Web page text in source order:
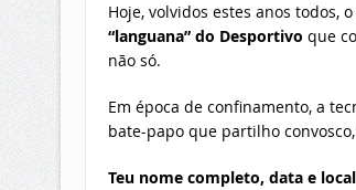
Hoje, volvidos estes anos todos,
“languana” do Desportivo que
não só.
Em época de confinamento, a
bate-papo que partilho
Teu nome completo, data e